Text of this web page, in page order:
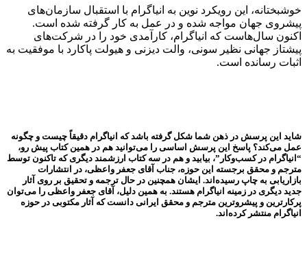
خوشبختانه، این رویکرد نوین به انیاگرام با استقبال سازمان‌های
پیشروی جهان مواجه شده و در عمل به کار گرفته شده است.
اکنون سال‌هاست که انیاگرام، کارآمدی خود را در شرکت‌های
پیشتاز جهانی نظیر سونی، والت دیزنی و هیولت پاکارد با موفقیت به
اثبات رسانده است.
شاید این پرسش در ذهن شما شکل گرفته باشد که انیاگرام دقیقاً چیست و چگونه
عمل می‌کند؟ پاسخ این پرسش اساسی را می‌توانید هم در همین کتاب پیش رو،
“انیاگرام در کسب‌وکار”، بیابید و هم در سه کتاب ارزشمند دیگری که تاکنون توسط
مترجم و محقق برجسته این حوزه، جناب آقای جعفر واعظی، در انتشارات
بازاریابی به چاپ رسیده‌اند. ایشان همچنین در حال ترجمه و تحقیق بر روی آثار
جدید دیگری در زمینه انیاگرام هستند. به همین دلیل، آقای جعفر واعظی را می‌توان
پرکارترین و پیشروترین مترجم و محقق ایرانی دانست که آثار مکتوبی در حوزه
انیاگرام منتشر کرده‌اند.